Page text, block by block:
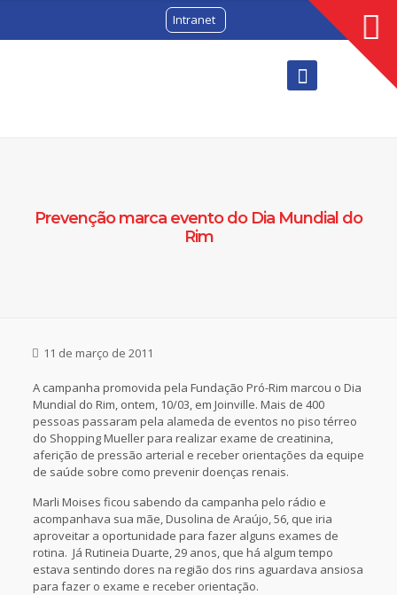
Intranet
Prevenção marca evento do Dia Mundial do
Rim
11 de março de 2011
A campanha promovida pela Fundação Pró-Rim marcou o Dia
Mundial do Rim, ontem, 10/03, em Joinville. Mais de 400
pessoas passaram pela alameda de eventos no piso térreo
do Shopping Mueller para realizar exame de creatinina,
aferição de pressão arterial e receber orientações da equipe
de saúde sobre como prevenir doenças renais.
Marli Moises ficou sabendo da campanha pelo rádio e
acompanhava sua mãe, Dusolina de Araújo, 56, que iria
aproveitar a oportunidade para fazer alguns exames de
rotina. Já Rutineia Duarte, 29 anos, que há algum tempo
estava sentindo dores na região dos rins aguardava ansiosa
para fazer o exame e receber orientação.